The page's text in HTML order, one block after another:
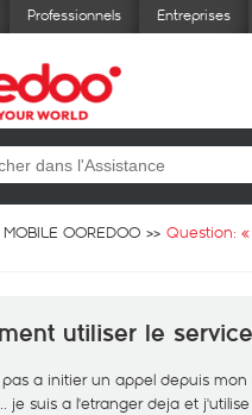
Professionnels Entreprises
MOBILE OOREDOO Question: «
utiliser le
a initier un appel depuis
je suis a l'etranger deja et